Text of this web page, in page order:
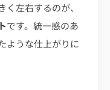
左右するのが、
です。統一感のあ
ような仕上がりに